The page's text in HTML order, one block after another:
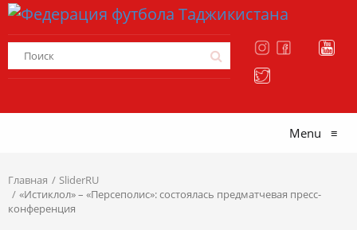
Menu ≡
Главная
SliderRU
«Истиклол» – «Персеполис»: состоялась предматчевая пресс-
конференция